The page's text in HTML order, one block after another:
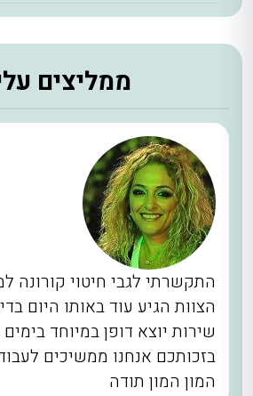
ממליצים
התקשרתי לגבי חיטוי קורונה
הצוות הגיע עוד באותו היום
שירות יוצא דופן במיוחד
בזכותכם אנחנו ממשיכים
המון המון תודה